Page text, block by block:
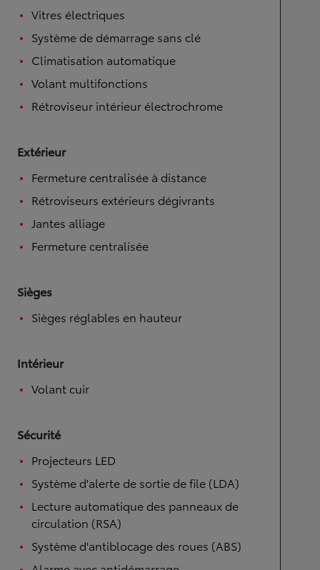
Vitres électriques
Système de démarrage sans clé
Climatisation automatique
Volant multifonctions
Rétroviseur intérieur électrochrome
Extérieur
Fermeture centralisée à distance
Rétroviseurs extérieurs dégivrants
Jantes alliage
Fermeture centralisée
Sièges
Sièges réglables en hauteur
Intérieur
Volant cuir
Sécurité
Projecteurs LED
Système d'alerte de sortie de file (LDA)
Lecture automatique des panneaux de
circulation (RSA)
Système d'antiblocage des roues (ABS)